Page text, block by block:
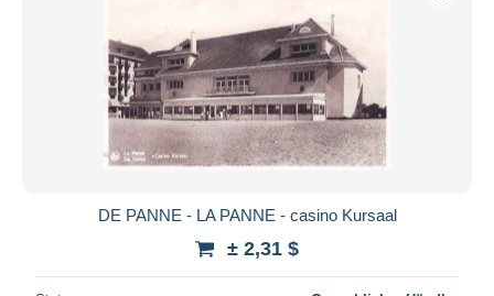
DE PANNE - LA PANNE - casino Kursaal
± 2,31 $